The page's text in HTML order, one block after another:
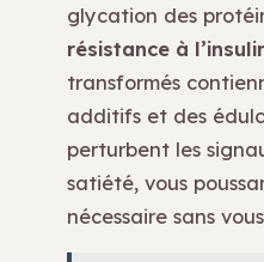
glycation des
résistance à
transformés
additifs et des
perturbent les
satiété, vous
nécessaire sans